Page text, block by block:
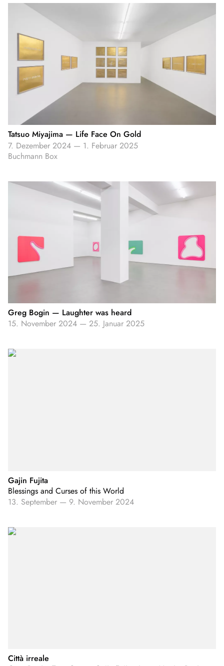
Tatsuo Miyajima — Life Face On Gold
7. Dezember 2024 — 1. Februar 2025
Buchmann Box
Greg Bogin — Laughter was heard
15. November 2024 — 25. Januar 2025
Gajin Fujita
Blessings and Curses of this World
13. September — 9. November 2024
Città irreale